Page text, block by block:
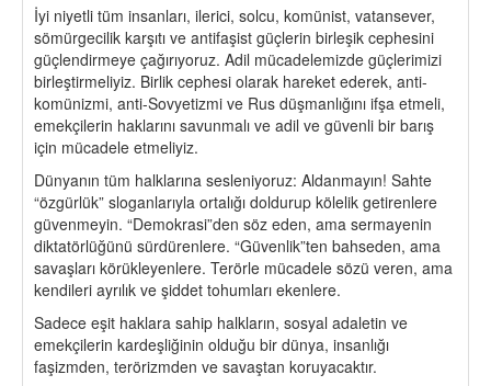
İyi niyetli tüm insanları, ilerici, solcu, komünist, vatansever,
sömürgecilik karşıtı ve antifaşist güçlerin birleşik cephesini
güçlendirmeye çağırıyoruz. Adil mücadelemizde güçlerimizi
birleştirmeliyiz. Birlik cephesi olarak hareket ederek, anti-
komünizmi, anti-Sovyetizmi ve Rus düşmanlığını ifşa etmeli,
emekçilerin haklarını savunmalı ve adil ve güvenli bir barış
için mücadele etmeliyiz.
Dünyanın tüm halklarına sesleniyoruz: Aldanmayın! Sahte
“özgürlük” sloganlarıyla ortalığı doldurup kölelik getirenlere
güvenmeyin. “Demokrasi”den söz eden, ama sermayenin
diktatörlüğünü sürdürenlere. “Güvenlik”ten bahseden, ama
savaşları körükleyenlere. Terörle mücadele sözü veren, ama
kendileri ayrılık ve şiddet tohumları ekenlere.
Sadece eşit haklara sahip halkların, sosyal adaletin ve
emekçilerin kardeşliğinin olduğu bir dünya, insanlığı
faşizmden, terörizmden ve savaştan koruyacaktır.